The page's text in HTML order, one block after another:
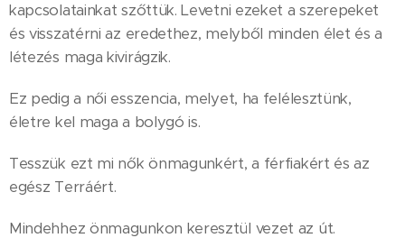
kapcsolatainkat szőttük. Levetni ezeket a szerepeket
és visszatérni az eredethez, melyből minden élet és a
létezés maga kivirágzik.
Ez pedig a női esszencia, melyet, ha felélesztünk,
életre kel maga a bolygó is.
Tesszük ezt mi nők önmagunkért, a férfiakért és az
egész Terráért.
Mindehhez önmagunkon keresztül vezet az út.